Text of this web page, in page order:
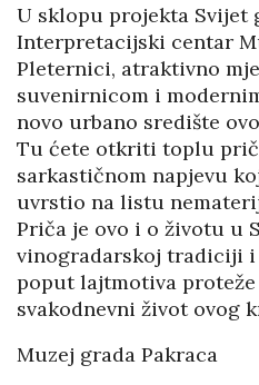
U sklopu projekta Svijet
Interpretacijski centar
Pleternici, atraktivno
suvenirnicom i
novo urbano središte
Tu ćete otkriti toplu
sarkastičnom napjevu
uvrstio na listu
Priča je ovo i o životu u
vinogradarskoj tradiciji i
poput lajtmotiva
svakodnevni život ovog
Muzej grada Pakraca